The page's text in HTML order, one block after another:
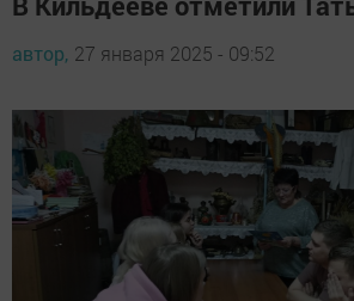
автор, 27 января 2025 - 09:52